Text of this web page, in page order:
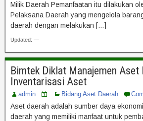
Milik Daerah Pemanfaatan itu dilakukan
Pelaksana Daerah yang mengelola
daerah dengan melakukan […]
Updated: —
Bimtek Diklat Manajemen Aset
Inventarisasi Aset
admin Bidang Aset Daerah
Aset daerah adalah sumber daya
daerah yang memiliki manfaat untuk